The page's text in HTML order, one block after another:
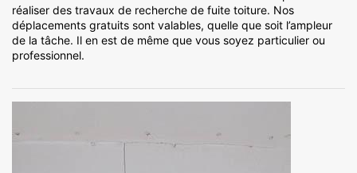
réaliser des travaux de recherche de fuite toiture. Nos
déplacements gratuits sont valables, quelle que soit l’ampleur
de la tâche. Il en est de même que vous soyez particulier ou
professionnel.